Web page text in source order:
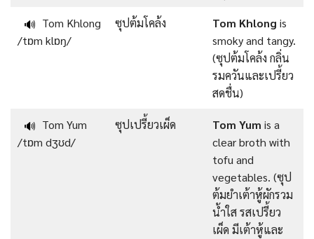
🔊 Tom Khlong
/tɒm klɒŋ/
ซุปต้มโคล้ง Tom Khlong is
smoky and tangy.
(ซุปต้มโคล้ง กลิ่น
รมควันและเปรี้ยว
สดชื่น)
🔊 Tom Yum
/tɒm dʒʊd/
ซุปเปรี้ยวเผ็ด Tom Yum is a
clear broth with
tofu and
vegetables. (ซุป
ต้มยำเต้าหู้ผักรวม
น้ำใส รสเปรี้ยว
เผ็ด มีเต้าหู้และ